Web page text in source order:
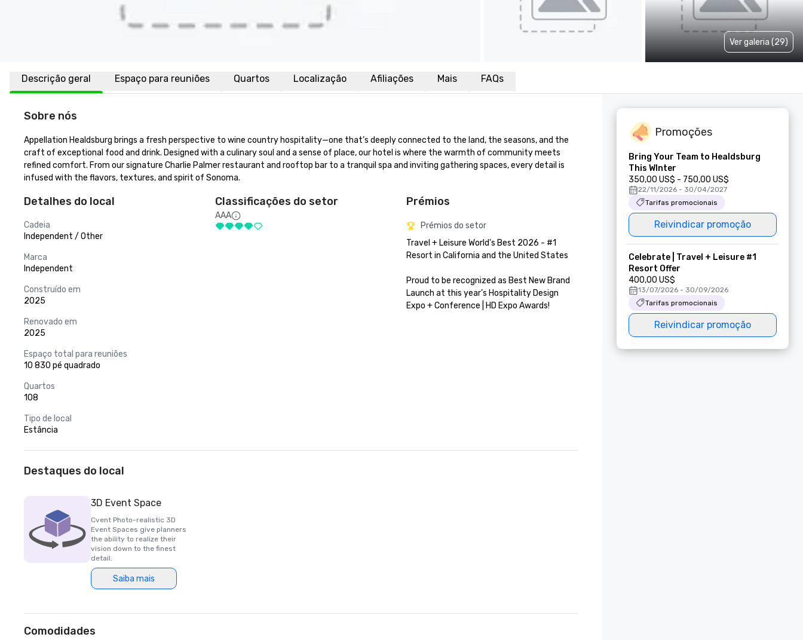
Ver galeria (29)
Descrição geral Espaço para reuniões Quartos Localização Afiliações Mais FAQs
Sobre nós
Appellation Healdsburg brings a fresh perspective to wine country hospitality—one that’s deeply connected to the land, the seasons, and the
craft of exceptional food and drink. Designed with a culinary soul and a sense of place, our hotel is where the warmth of community meets
refined comfort. From our signature Charlie Palmer restaurant and rooftop bar to a tranquil spa and inviting gathering spaces, every detail is
infused with the flavors, textures, and spirit of Sonoma.
Detalhes do local
Cadeia
Independent / Other
Marca
Independent
Construído em
2025
Renovado em
2025
Espaço total para reuniões
10 830 pé quadrado
Quartos
108
Tipo de local
Estância
Classificações do setor
AAA
Prémios
Prémios do setor
Travel + Leisure World's Best 2026 - #1
Resort in California and the United States
Proud to be recognized as Best New Brand
Launch at this year’s Hospitality Design
Expo + Conference | HD Expo Awards!
Destaques do local
3D Event Space
Cvent Photo-realistic 3D
Event Spaces give planners
the ability to realize their
vision down to the finest
detail.
Saiba mais
Comodidades
Promoções
Bring Your Team to Healdsburg
This WInter
350,00 US$ - 750,00 US$
22/11/2026 - 30/04/2027
Tarifas promocionais
Reivindicar promoção
Celebrate | Travel + Leisure #1
Resort Offer
400,00 US$
13/07/2026 - 30/09/2026
Tarifas promocionais
Reivindicar promoção